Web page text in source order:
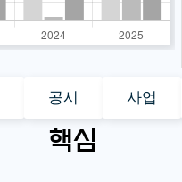
공시 사업
핵심